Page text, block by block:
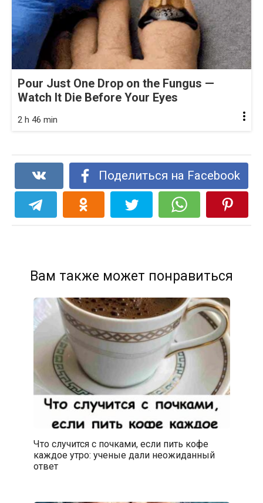
Pour Just One Drop on the Fungus —
Watch It Die Before Your Eyes
2 h 46 min
Поделиться на Facebook
Вам также может понравиться
Что случится с почками, если пить кофе
каждое утро: ученые дали неожиданный
ответ